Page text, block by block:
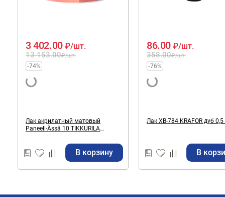
13 153.00₽/шт.
3 402.00 ₽/шт.
-74%
Лак акрилатный матовый
Paneeli-Ässä 10 TIKKURILA
В корзину
358.00₽/шт.
86.00 ₽/шт.
-76%
Лак ХВ-784 KRAFOR дуб 0,5
В